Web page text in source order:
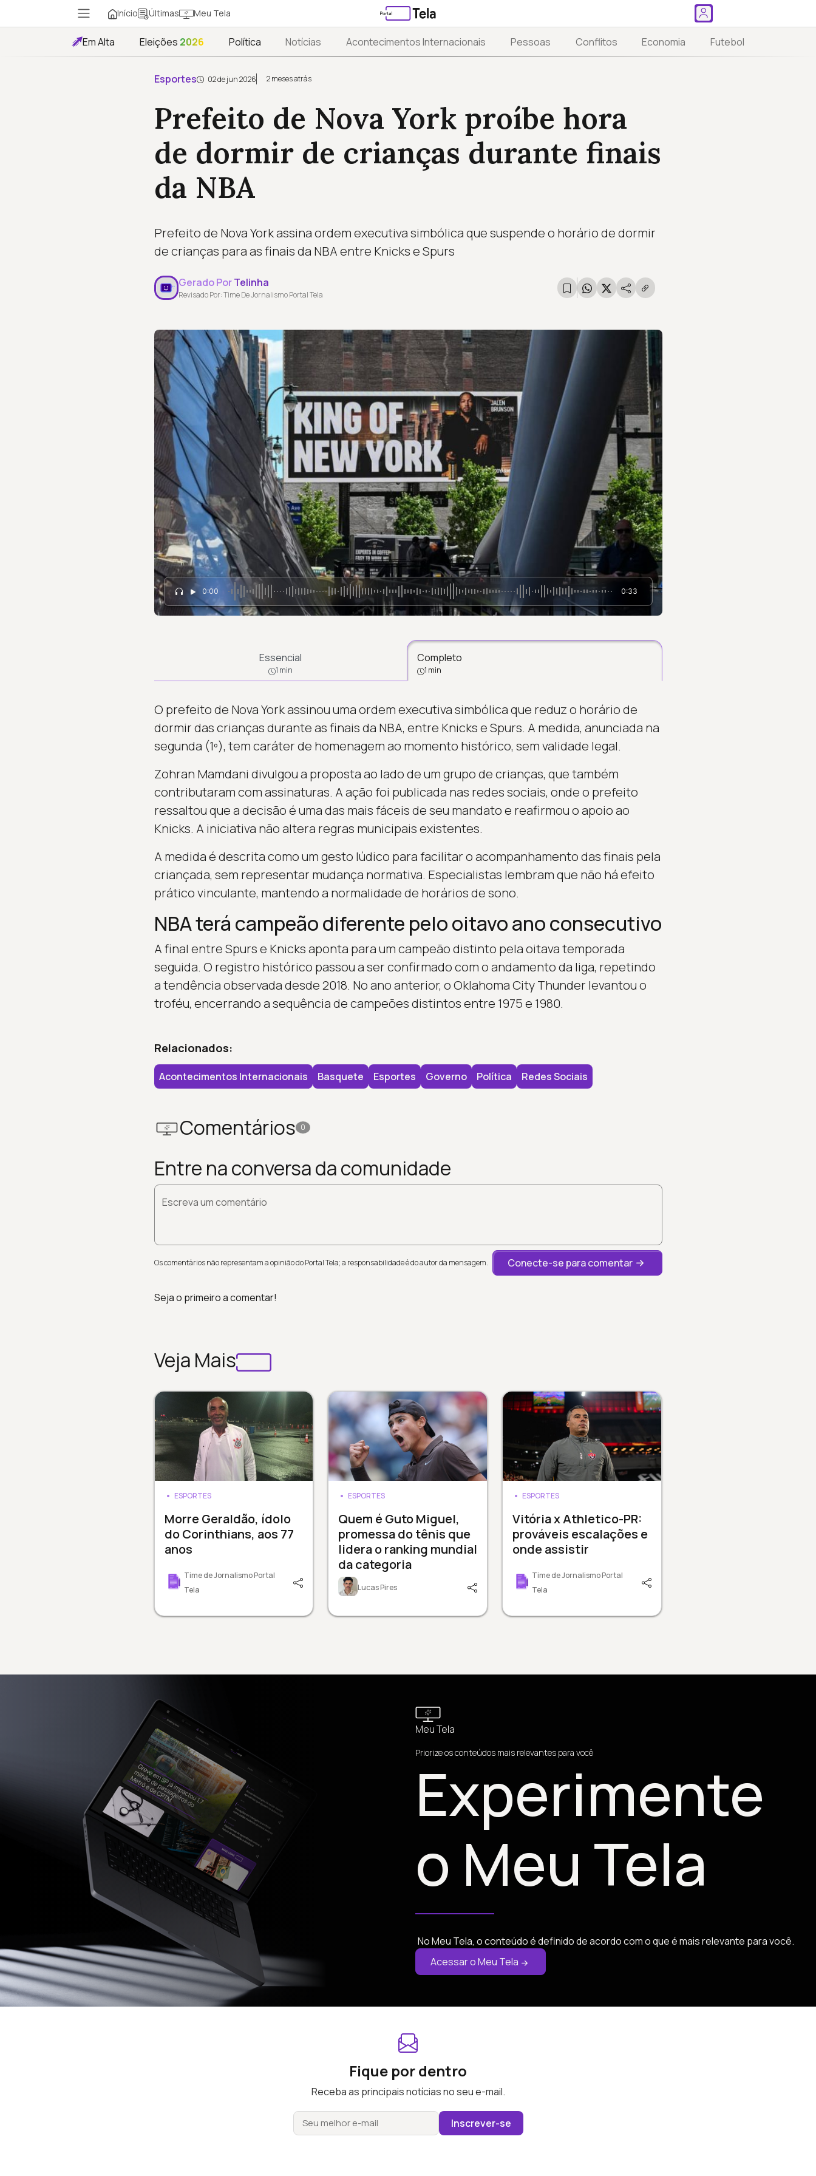
Início Últimas Meu Tela
Em Alta Eleições 2026 Política Notícias Acontecimentos Internacionais Pessoas Conflitos Economia Futebol
Esportes 02 de jun 2026 2 meses atrás
Prefeito de Nova York proíbe hora
de dormir de crianças durante finais
da NBA
Prefeito de Nova York assina ordem executiva simbólica que suspende o horário de dormir
de crianças para as finais da NBA entre Knicks e Spurs
Gerado PorTelinha
Revisado Por: Time De Jornalismo Portal Tela
0:00 0:33
Essencial
1 min
Completo
1 min
O prefeito de Nova York assinou uma ordem executiva simbólica que reduz o horário de
dormir das crianças durante as finais da NBA, entre Knicks e Spurs. A medida, anunciada na
segunda (1º), tem caráter de homenagem ao momento histórico, sem validade legal.
Zohran Mamdani divulgou a proposta ao lado de um grupo de crianças, que também
contributaram com assinaturas. A ação foi publicada nas redes sociais, onde o prefeito
ressaltou que a decisão é uma das mais fáceis de seu mandato e reafirmou o apoio ao
Knicks. A iniciativa não altera regras municipais existentes.
A medida é descrita como um gesto lúdico para facilitar o acompanha­mento das finais pela
criançada, sem representar mudança normativa. Especialistas lembram que não há efeito
prático vinculante, mantendo a normalidade de horários de sono.
NBA terá campeão diferente pelo oitavo ano consecutivo
A final entre Spurs e Knicks aponta para um campeão distinto pela oitava temporada
seguida. O registro histórico passou a ser confirmado com o andamento da liga, repetindo
a tendência observada desde 2018. No ano anterior, o Oklahoma City Thunder levantou o
troféu, encerrando a sequência de campeões distintos entre 1975 e 1980.
Relacionados:
Acontecimentos Internacionais Basquete Esportes Governo Política Redes Sociais
Comentários 0
Entre na conversa da comunidade
Escreva um comentário
Os comentários não representam a opinião do Portal Tela; a responsabilidade é do autor da mensagem. Conecte-se para comentar
Seja o primeiro a comentar!
Veja Mais
ESPORTES
Morre Geraldão, ídolo
do Corinthians, aos 77
anos
Time de Jornalismo Portal
Tela
ESPORTES
Quem é Guto Miguel,
promessa do tênis que
lidera o ranking mundial
da categoria
Lucas Pires
ESPORTES
Vitória x Athletico-PR:
prováveis escalações e
onde assistir
Time de Jornalismo Portal
Tela
Meu Tela
Priorize os conteúdos mais relevantes para você
Experimente
o Meu Tela
No Meu Tela, o conteúdo é definido de acordo com o que é mais relevante para você.
Acessar o Meu Tela
Fique por dentro
Receba as principais notícias no seu e-mail.
Inscrever-se